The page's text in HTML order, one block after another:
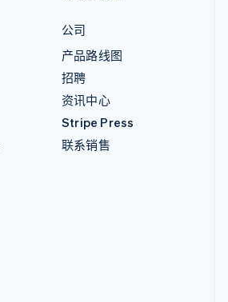
公司
产品路线图
招聘
资讯中心
Stripe Press
联系销售